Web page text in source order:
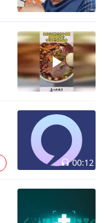
00:12